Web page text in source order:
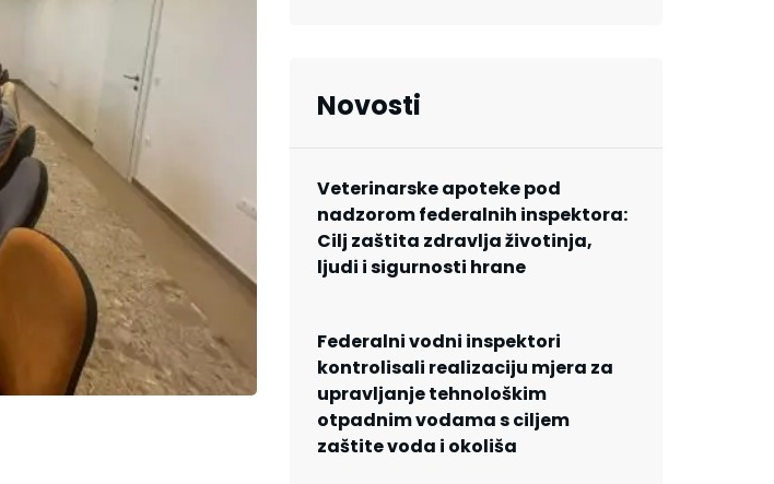
Novosti
Veterinarske apoteke pod
nadzorom federalnih inspektora:
Cilj zaštita zdravlja životinja,
ljudi i sigurnosti hrane
Federalni vodni inspektori
kontrolisali realizaciju mjera za
upravljanje tehnološkim
otpadnim vodama s ciljem
zaštite voda i okoliša